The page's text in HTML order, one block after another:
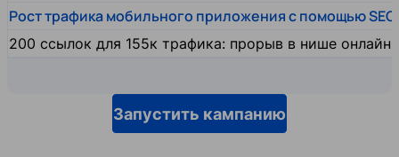
Рост трафика мобильного приложения с помощью SEO
200 ссылок для 155к трафика: прорыв в нише
Запустить кампанию